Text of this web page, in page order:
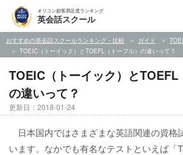
オリコン顧客満足度ランキング
英会話スクール
おすすめの英会話スクールランキング・比較 ガイド
TOEIC（トーイック）とTOEFL（トーフル）の違いって？
TOEIC（トーイック）とTOEFL
の違いって？
更新日：2018-01-24
日本国内ではさまざまな英語関連の資格
います。なかでも有名なテストといえば「